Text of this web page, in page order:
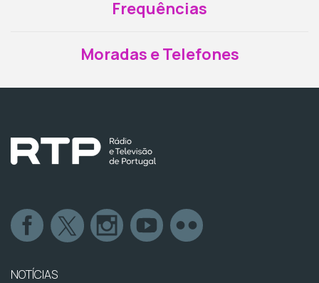
Frequências
Moradas e Telefones
NOTÍCIAS